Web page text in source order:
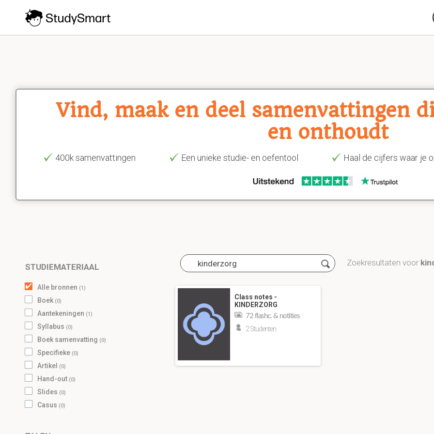
Vind, maak en deel samenvattingen
en onthoudt
400k samenvattingen Een unieke studie- en oefentool Haal de cijfers waar je
STUDIEMATERIAAL
Alle bronnen (1)
boek (0)
aantekeningen (1)
syllabus (0)
boek samenvatting (0)
Specifieke (0)
artikel (0)
hand-out (0)
slides (0)
casus (0)
Zoekresultaten voor
Class notes -
KINDERZORG
72 flashc. & notities
2 Studenten